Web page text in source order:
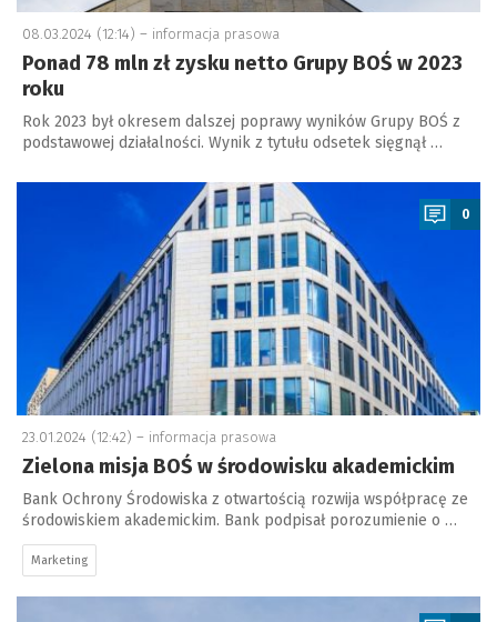
08.03.2024 (12:14) – informacja prasowa
Ponad 78 mln zł zysku netto Grupy BOŚ w 2023
roku
Rok 2023 był okresem dalszej poprawy wyników Grupy BOŚ z
podstawowej działalności. Wynik z tytułu odsetek sięgnął …
a
0
23.01.2024 (12:42) – informacja prasowa
Zielona misja BOŚ w środowisku akademickim
Bank Ochrony Środowiska z otwartością rozwija współpracę ze
środowiskiem akademickim. Bank podpisał porozumienie o …
Marketing
a